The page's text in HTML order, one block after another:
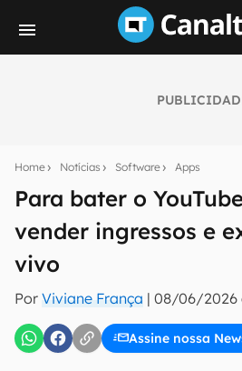
Home Notícias Software Apps
Para bater o
vender ingressos e
vivo
Por Viviane França | 08/06/2026
Assine nossa
notícias e reviews sobre
mão.
E-mail
inscreva-se